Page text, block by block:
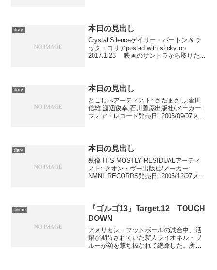
るのに、ふだんはその画...
diary 本日の見出し
Crystal Silenceゲイリー・バートン & チ
ック・コリアposted with sticky on
2017.1.23 映画のサントラから取りたか
diary 本日の見出し
とこしへアーティスト: さだまさし,倉田
信雄,渡辺俊幸,石川鷹彦出版社/メーカー:
フォア・レコード発売日: 2005/09/07メデ
diary 本日の見出し
残像 IT’S MOSTLY RESIDUALアーティ
スト: クオン・ヴー出版社/メーカー:
NMNL RECORDS発売日: 2005/12/07メデ
anime
『ゴルゴ13』Target.12 TOUCH
DOWN
アメリカン・フットボールの試合中、活
躍が期待されていた新人ライオネル・ブ
ルーが額を撃ち抜かれて絶命した。所轄